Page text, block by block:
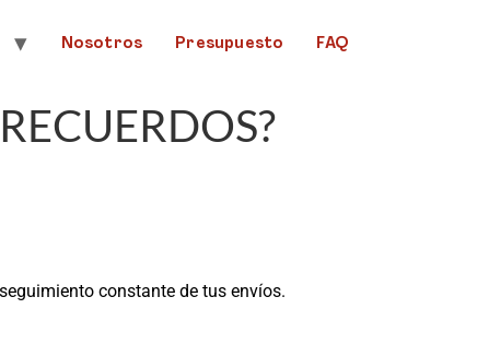
Nosotros Presupuesto FAQ
constante de tus envíos.